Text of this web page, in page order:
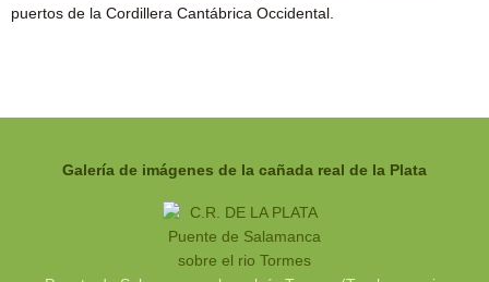
puertos de la Cordillera Cantábrica Occidental.
Galería de imágenes de la cañada real de la Plata